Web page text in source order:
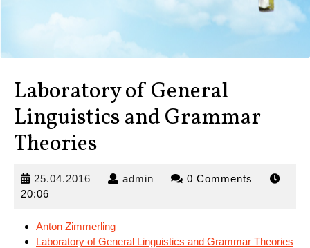
Laboratory of General
Linguistics and Grammar
Theories
25.04.2016 25.04.2016
admin admin 0 Comments
20:06
Anton Zimmerling
Laboratory of General Linguistics and Grammar Theories